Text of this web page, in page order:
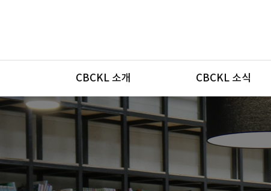
메뉴
CBCKL 소개 CBCKL 소식